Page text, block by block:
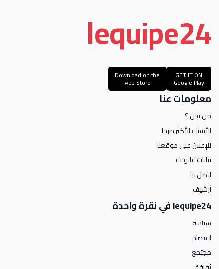
lequipe24
GET IT ON
Google Play
Download on the
App Store
معلومات عنا
من نحن ؟
الأسئلة الأكثر طرحا
للإعلان على موقعنا
بيانات قانونية
اتصل بنا
أرشيف
lequipe24 في نقرة واحدة
سياسة
اقتصاد
مجتمع